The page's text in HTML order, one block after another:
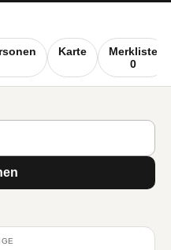
Karte
Merkliste
0